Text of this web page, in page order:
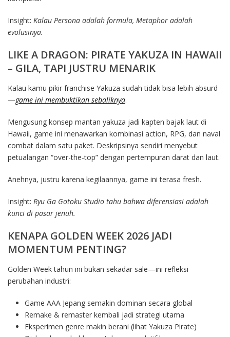
Insight: Kalau Persona adalah formula, Metaphor adalah
evolusinya.
LIKE A DRAGON: PIRATE YAKUZA IN HAWAII
– GILA, TAPI JUSTRU MENARIK
Kalau kamu pikir franchise Yakuza sudah tidak bisa lebih absurd
—game ini membuktikan sebaliknya.
Mengusung konsep mantan yakuza jadi kapten bajak laut di
Hawaii, game ini menawarkan kombinasi action, RPG, dan naval
combat dalam satu paket. Deskripsinya sendiri menyebut
petualangan “over-the-top” dengan pertempuran darat dan laut.
Anehnya, justru karena kegilaannya, game ini terasa fresh.
Insight: Ryu Ga Gotoku Studio tahu bahwa diferensiasi adalah
kunci di pasar jenuh.
KENAPA GOLDEN WEEK 2026 JADI
MOMENTUM PENTING?
Golden Week tahun ini bukan sekadar sale—ini refleksi
perubahan industri:
Game AAA Jepang semakin dominan secara global
Remake & remaster kembali jadi strategi utama
Eksperimen genre makin berani (lihat Yakuza Pirate)